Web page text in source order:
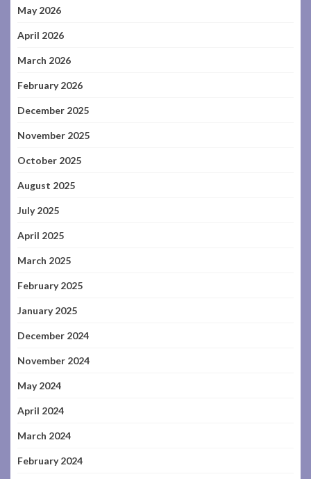
May 2026
April 2026
March 2026
February 2026
December 2025
November 2025
October 2025
August 2025
July 2025
April 2025
March 2025
February 2025
January 2025
December 2024
November 2024
May 2024
April 2024
March 2024
February 2024